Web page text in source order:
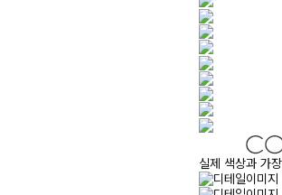
실제 색상과 가